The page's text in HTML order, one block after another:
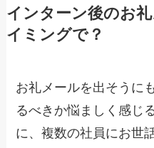
インターン後のお
イミングで？
お礼メールを出そうに
るべきか悩ましく感じ
に、複数の社員にお世